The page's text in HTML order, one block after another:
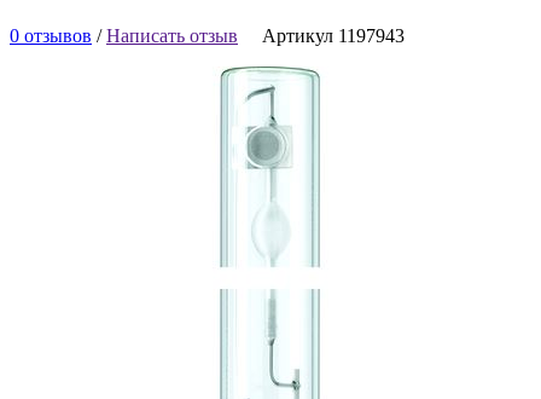
0 отзывов /Написать отзыв Артикул 1197943